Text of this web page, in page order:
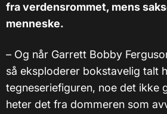
fra verdensrommet, mens
menneske.
– Og når Garrett Bobby
så eksploderer bokstavelig talt
tegneseriefiguren, noe det ikke
heter det fra dommeren som